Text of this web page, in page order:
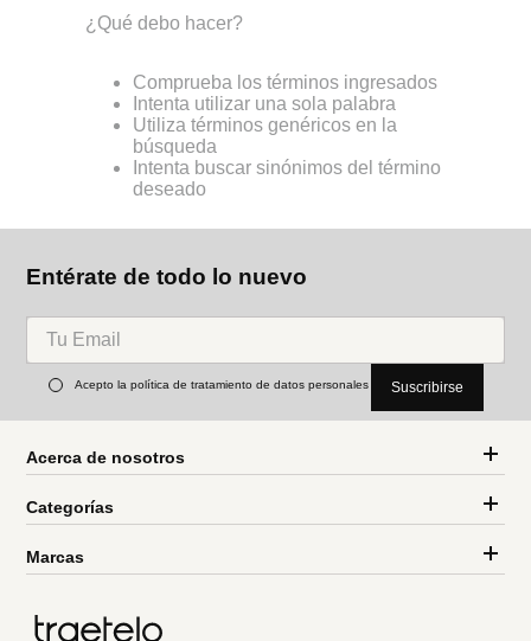
¿Qué debo hacer?
Comprueba los términos ingresados
Intenta utilizar una sola palabra
Utiliza términos genéricos en la
búsqueda
Intenta buscar sinónimos del término
deseado
Entérate de todo lo nuevo
Acepto la política de tratamiento de datos personales Suscribirse
Acerca de nosotros
Categorías
Marcas